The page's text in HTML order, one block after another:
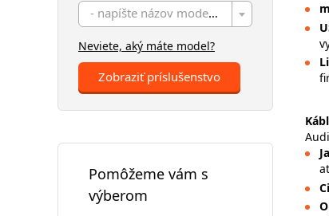
- napíšte názov modelu -
Neviete, aký máte model?
Zobraziť príslušenstvo
Pomôžeme vám s
výberom